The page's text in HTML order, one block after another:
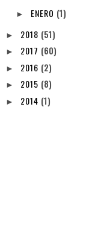
► ENERO (1)
► 2018 (51)
► 2017 (60)
► 2016 (2)
► 2015 (8)
► 2014 (1)